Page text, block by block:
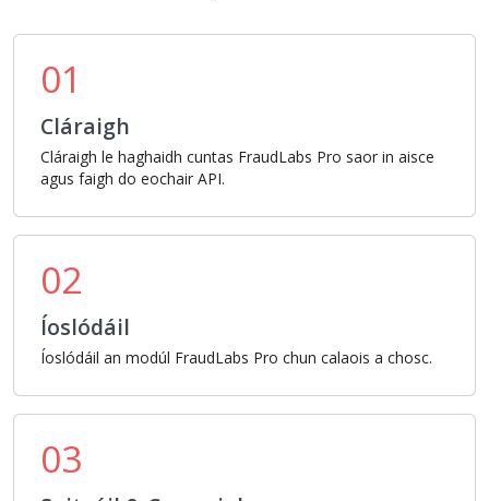
01
Cláraigh
Cláraigh le haghaidh cuntas FraudLabs Pro saor in aisce
agus faigh do eochair API.
02
Íoslódáil
Íoslódáil an modúl FraudLabs Pro chun calaois a chosc.
03